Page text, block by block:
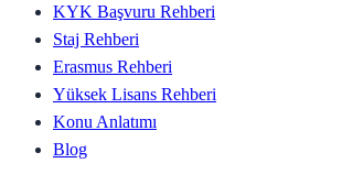
KYK Başvuru Rehberi
Staj Rehberi
Erasmus Rehberi
Yüksek Lisans Rehberi
Konu Anlatımı
Blog